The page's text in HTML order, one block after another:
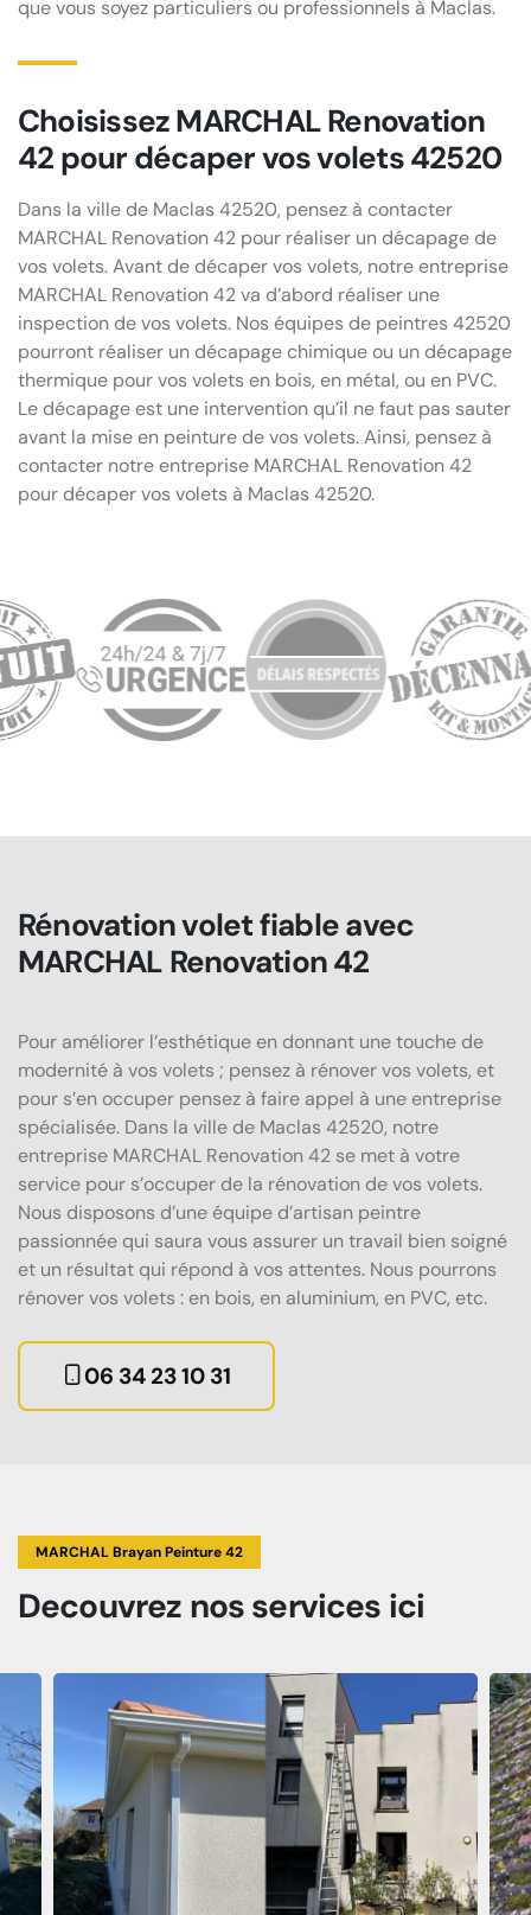
que vous soyez particuliers ou professionnels à Maclas.
Choisissez MARCHAL Renovation
42 pour décaper vos volets 42520
Dans la ville de Maclas 42520, pensez à contacter
MARCHAL Renovation 42 pour réaliser un décapage de
vos volets. Avant de décaper vos volets, notre entreprise
MARCHAL Renovation 42 va d’abord réaliser une
inspection de vos volets. Nos équipes de peintres 42520
pourront réaliser un décapage chimique ou un décapage
thermique pour vos volets en bois, en métal, ou en PVC.
Le décapage est une intervention qu’il ne faut pas sauter
avant la mise en peinture de vos volets. Ainsi, pensez à
contacter notre entreprise MARCHAL Renovation 42
pour décaper vos volets à Maclas 42520.
Rénovation volet fiable avec
MARCHAL Renovation 42
Pour améliorer l’esthétique en donnant une touche de
modernité à vos volets ; pensez à rénover vos volets, et
pour s’en occuper pensez à faire appel à une entreprise
spécialisée. Dans la ville de Maclas 42520, notre
entreprise MARCHAL Renovation 42 se met à votre
service pour s’occuper de la rénovation de vos volets.
Nous disposons d’une équipe d’artisan peintre
passionnée qui saura vous assurer un travail bien soigné
et un résultat qui répond à vos attentes. Nous pourrons
rénover vos volets : en bois, en aluminium, en PVC, etc.
06 34 23 10 31
MARCHAL Brayan Peinture 42
Decouvrez nos services ici